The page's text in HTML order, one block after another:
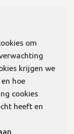
om
krijgen we
hoe
cookies
heeft en